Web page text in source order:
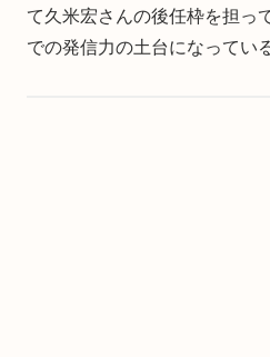
て久米宏さんの後任枠を担っ
での発信力の土台になってい